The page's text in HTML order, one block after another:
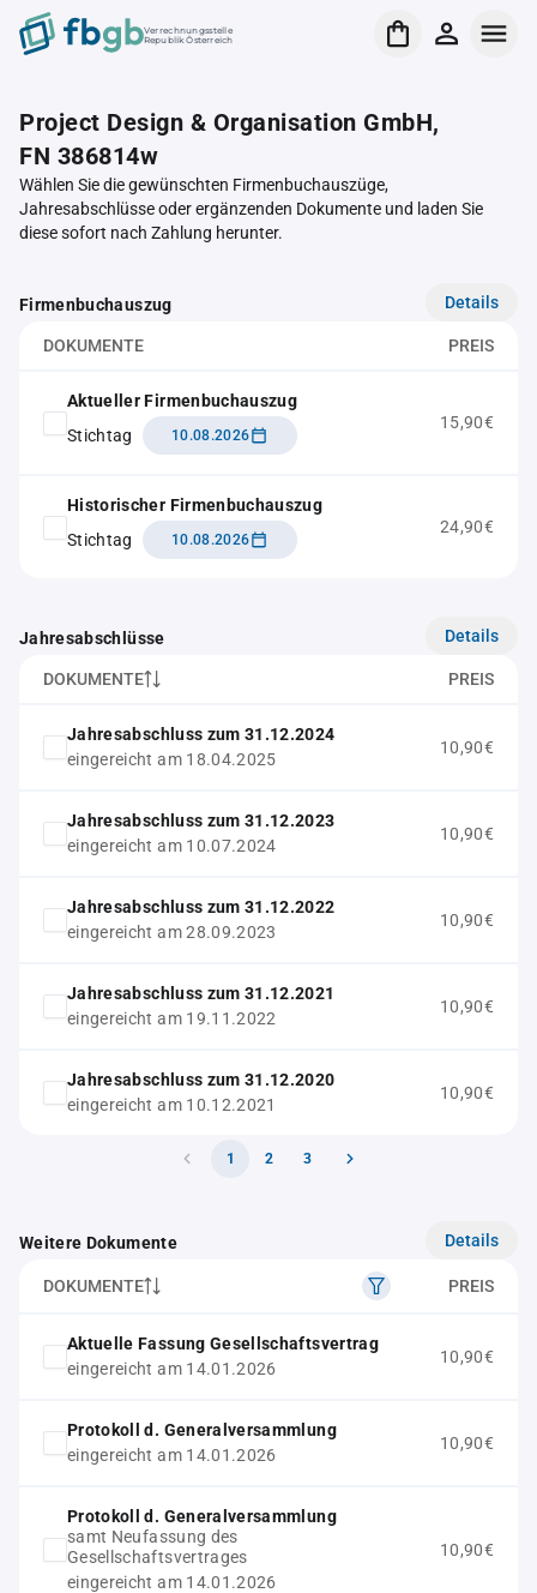
Verrechnungsstelle
Republik Österreich
Project Design & Organisation GmbH,
FN 386814w
Wählen Sie die gewünschten Firmenbuchauszüge,
Jahresabschlüsse oder ergänzenden Dokumente und laden Sie
diese sofort nach Zahlung herunter.
Firmenbuchauszug Details
DOKUMENTE PREIS
Aktueller Firmenbuchauszug
Stichtag
10.08.2026
15,90€
Historischer Firmenbuchauszug
Stichtag
10.08.2026
24,90€
Jahresabschlüsse Details
DOKUMENTE PREIS
Jahresabschluss zum 31.12.2024
eingereicht am 18.04.2025
10,90€
Jahresabschluss zum 31.12.2023
eingereicht am 10.07.2024
10,90€
Jahresabschluss zum 31.12.2022
eingereicht am 28.09.2023
10,90€
Jahresabschluss zum 31.12.2021
eingereicht am 19.11.2022
10,90€
Jahresabschluss zum 31.12.2020
eingereicht am 10.12.2021
10,90€
1 2 3
Weitere Dokumente Details
DOKUMENTE PREIS
Aktuelle Fassung Gesellschaftsvertrag
eingereicht am 14.01.2026
10,90€
Protokoll d. Generalversammlung
eingereicht am 14.01.2026
10,90€
Protokoll d. Generalversammlung
samt Neufassung des
Gesellschaftsvertrages
eingereicht am 14.01.2026
10,90€